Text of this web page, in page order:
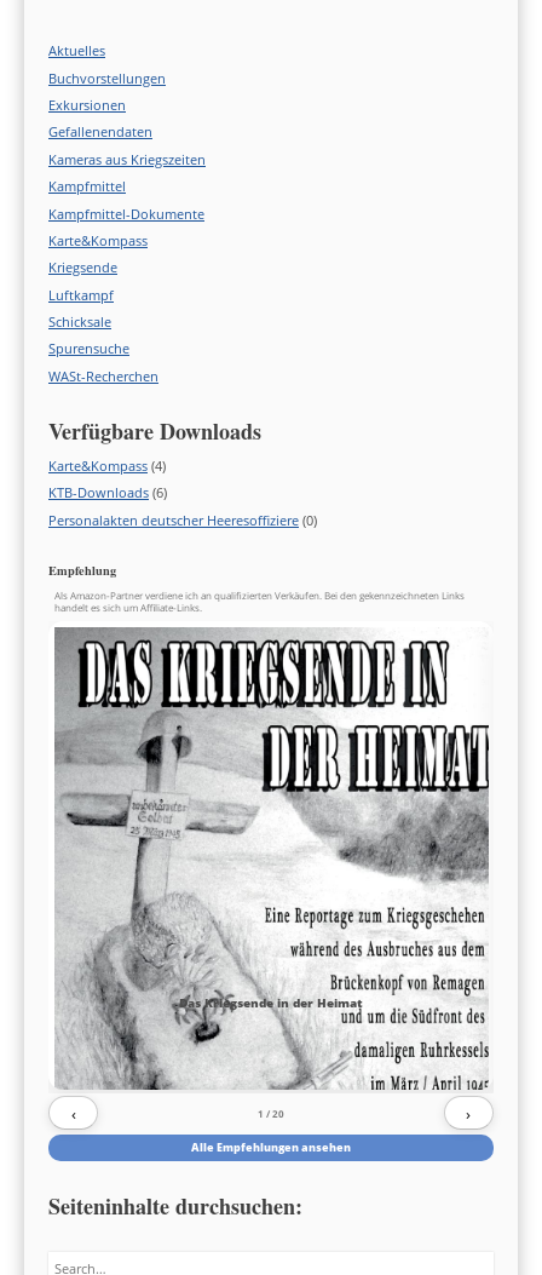
Aktuelles
Buchvorstellungen
Exkursionen
Gefallenendaten
Kameras aus Kriegszeiten
Kampfmittel
Kampfmittel-Dokumente
Karte&Kompass
Kriegsende
Luftkampf
Schicksale
Spurensuche
WASt-Recherchen
Verfügbare Downloads
Karte&Kompass (4)
KTB-Downloads (6)
Personalakten deutscher Heeresoffiziere (0)
Empfehlung
Als Amazon-Partner verdiene ich an qualifizierten Verkäufen. Bei den gekennzeichneten Links
handelt es sich um Affiliate-Links.
Das Kriegsende in der Heimat
‹ 1 / 20 ›
Alle Empfehlungen ansehen
Seiteninhalte durchsuchen:
Search